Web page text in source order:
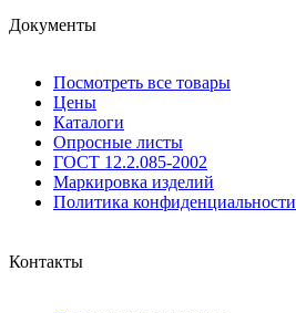
Документы
Посмотреть все товары
Цены
Каталоги
Опросные листы
ГОСТ 12.2.085-2002
Маркировка изделий
Политика конфиденциальности
Контакты